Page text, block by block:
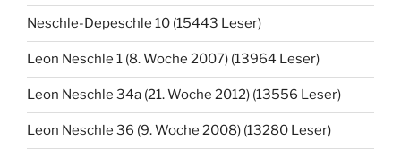
Neschle-Depeschle 10 (15443 Leser)
Leon Neschle 1 (8. Woche 2007) (13964 Leser)
Leon Neschle 34a (21. Woche 2012) (13556 Leser)
Leon Neschle 36 (9. Woche 2008) (13280 Leser)